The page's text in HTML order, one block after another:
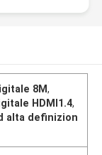
8M,
HDMI1.4,
alta definizion